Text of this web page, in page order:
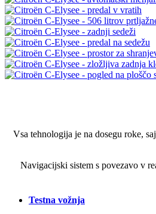
Vsa tehnologija je na dosegu roke,
Navigacijski sistem s povezavo v
Testna vožnja